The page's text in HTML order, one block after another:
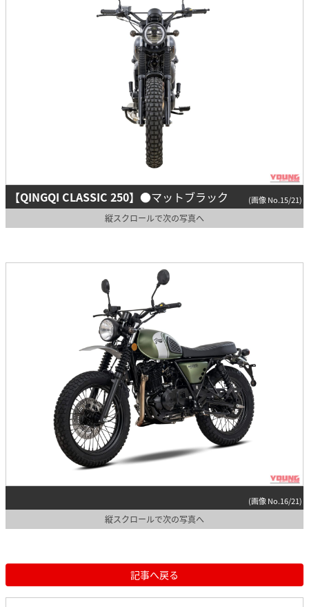
【QINGQI CLASSIC 250】 ●マットブラック (画像 No.15/21)
縦スクロールで次の写真へ
(画像 No.16/21)
縦スクロールで次の写真へ
記事へ戻る